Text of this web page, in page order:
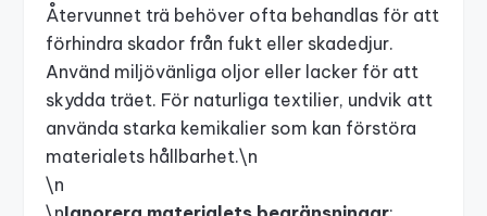
Återvunnet trä behöver ofta behandlas för att
förhindra skador från fukt eller skadedjur.
Använd miljövänliga oljor eller lacker för att
skydda träet. För naturliga textilier, undvik att
använda starka kemikalier som kan förstöra
materialets hållbarhet.\n
\n